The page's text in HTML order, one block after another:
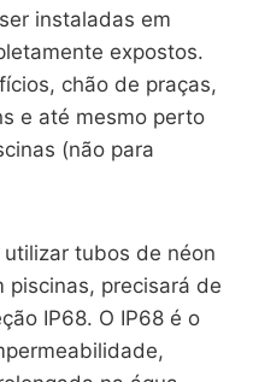
instaladas em
expostos.
chão de praças,
e até mesmo perto
(não para
tubos de néon
piscinas, precisará de
IP68. O IP68 é o